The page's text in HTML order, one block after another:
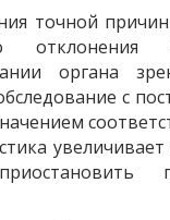
точной
органа
с